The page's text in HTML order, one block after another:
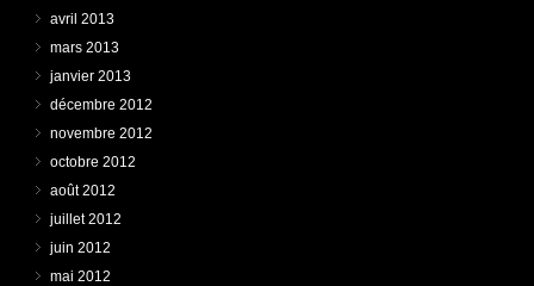
avril 2013
mars 2013
janvier 2013
décembre 2012
novembre 2012
octobre 2012
août 2012
juillet 2012
juin 2012
mai 2012